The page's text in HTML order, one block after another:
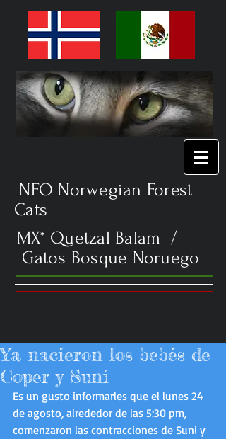
NFO Norwegian Forest
Cats
MX* Quetzal Balam /
Gatos Bosque Noruego
Ya nacieron los bebés de
Coper y Suni
Es un gusto informarles que el lunes 24
de agosto, alrededor de las 5:30 pm,
comenzaron las contracciones de Suni y